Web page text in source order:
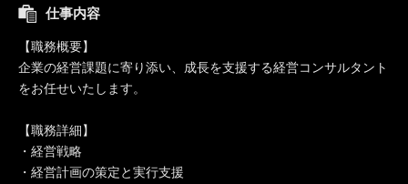
仕事内容
【職務概要】
企業の経営課題に寄り添い、成長を支援する経営コンサルタント
をお任せいたします。
【職務詳細】
・経営戦略
・経営計画の策定と実行支援